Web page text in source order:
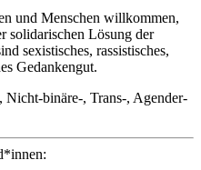
und Menschen willkommen,
solidarischen Lösung der
sexistisches, rassistisches,
Gedankengut.
binäre-, Trans-, Agender-